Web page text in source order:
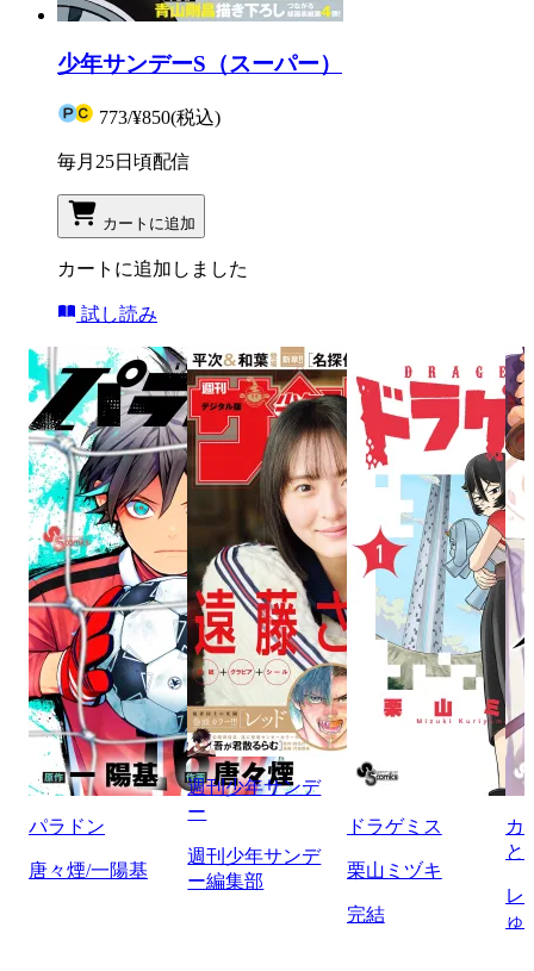
少年サンデーS（スーパー）
773/¥850(税込)
毎月25日頃配信
カートに追加
カートに追加しました
試し読み
パラドン
唐々煙/一陽基
週刊少年サンデ
ー
週刊少年サンデ
ー編集部
ドラゲミス
栗山ミヅキ
完結
カ
と
レ
ゅ